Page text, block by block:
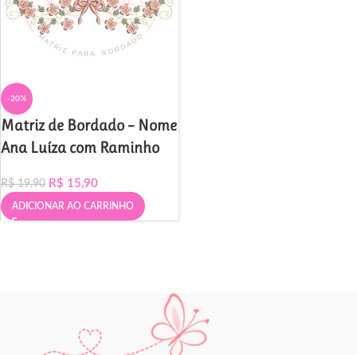
-20%
Matriz de Bordado – Nome
Ana Luíza com Raminho
R$19,90 R$ 15,90
ADICIONAR AO CARRINHO